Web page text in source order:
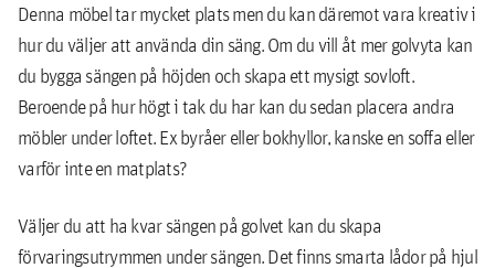
Denna möbel tar mycket plats men du kan däremot vara kreativ i
hur du väljer att använda din säng. Om du vill åt mer golvyta kan
du bygga sängen på höjden och skapa ett mysigt sovloft.
Beroende på hur högt i tak du har kan du sedan placera andra
möbler under loftet. Ex byråer eller bokhyllor, kanske en soffa eller
varför inte en matplats?
Väljer du att ha kvar sängen på golvet kan du skapa
förvaringsutrymmen under sängen. Det finns smarta lådor på hjul